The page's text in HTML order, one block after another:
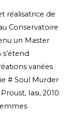
réalisatrice de
Conservatoire
un Master
variées
# Soul Murder
Iasi, 2010